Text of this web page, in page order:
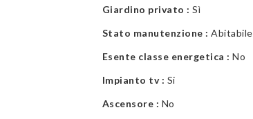
Giardino privato :Sì
Stato manutenzione :Abitabile
Esente classe energetica :No
Impianto tv : Si
Ascensore : No